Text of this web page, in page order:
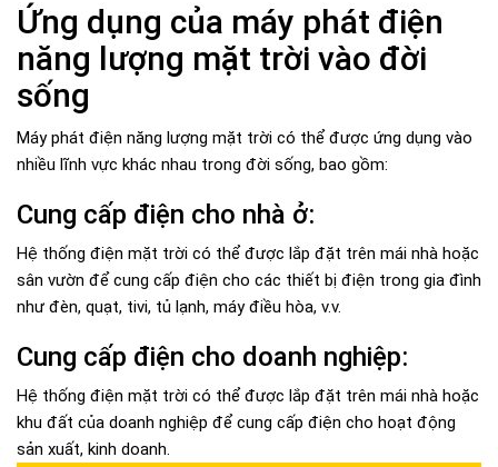
Ứng dụng của máy phát điện
năng lượng mặt trời vào đời
sống
Máy phát điện năng lượng mặt trời có thể được ứng dụng vào
nhiều lĩnh vực khác nhau trong đời sống, bao gồm:
Cung cấp điện cho nhà ở:
Hệ thống điện mặt trời có thể được lắp đặt trên mái nhà hoặc
sân vườn để cung cấp điện cho các thiết bị điện trong gia đình
như đèn, quạt, tivi, tủ lạnh, máy điều hòa, v.v.
Cung cấp điện cho doanh nghiệp:
Hệ thống điện mặt trời có thể được lắp đặt trên mái nhà hoặc
khu đất của doanh nghiệp để cung cấp điện cho hoạt động
sản xuất, kinh doanh.